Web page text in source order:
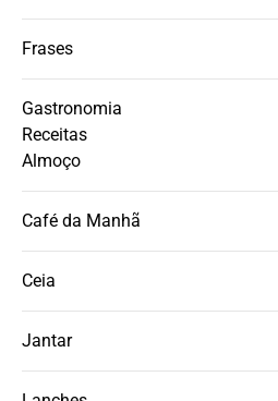
Frases
Gastronomia
Receitas
Almoço
Café da Manhã
Ceia
Jantar